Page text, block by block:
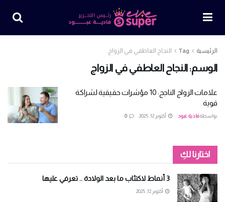
الرئيسية Tag النجاح العاطفي في الزواج
الوسم:النجاح العاطفي في الزواج
علامات الزواج الناجح: 10 مؤشرات حقيقية لشراكة
قوية
بواسطةفادية عبود أكتوبر 12, 2025 0
اختارنا لكِ
3 أنماط لاكتئاب ما بعد الولادة .. تعرفي عليها
أكتوبر 12, 2025